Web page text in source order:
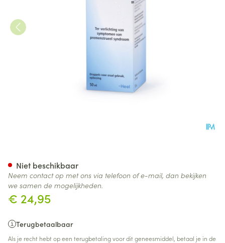
€ 24,95
Terugbetaalbaar
Als je recht hebt op een terugbetaling voor dit geneesmiddel, betaal je in de
Niet beschikbaar
Neem contact op met ons via telefoon of e-mail, dan bekijken
we samen de mogelijkheden.